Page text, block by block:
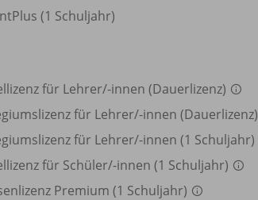
(1 Schuljahr)
für Lehrer/-innen (Dauerlizenz)
für Lehrer/-innen (Dauerlizenz)
für Lehrer/-innen (1 Schuljahr)
für Schüler/-innen (1 Schuljahr)
Premium (1 Schuljahr)